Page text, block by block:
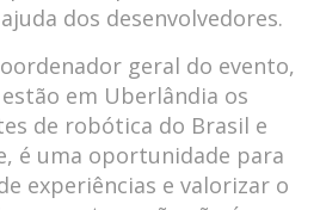
dos desenvolvedores.
geral do evento,
em Uberlândia os
de robótica do Brasil e
é uma oportunidade para
experiências e valorizar o